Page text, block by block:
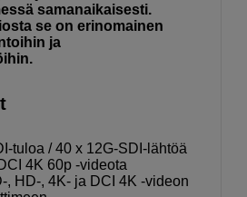
samanaikaisesti.
se on erinomainen
ja
tuloa / 40 x 12G-SDI-lähtöä
4K 60p -videota
, HD-, 4K- ja DCI 4K -videon